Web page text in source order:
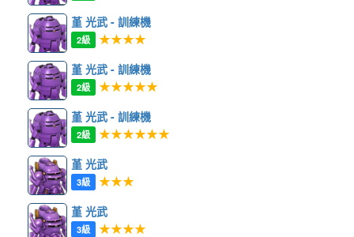
堇 光武 - 訓練機
2級 ★★★★
堇 光武 - 訓練機
2級 ★★★★★
堇 光武 - 訓練機
2級 ★★★★★★
堇 光武
3級 ★★★
堇 光武
3級 ★★★★